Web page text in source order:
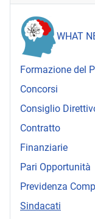
WHAT
Formazione del
Concorsi
Consiglio
Contratto
Finanziarie
Pari Opportunità
Previdenza
Sindacati